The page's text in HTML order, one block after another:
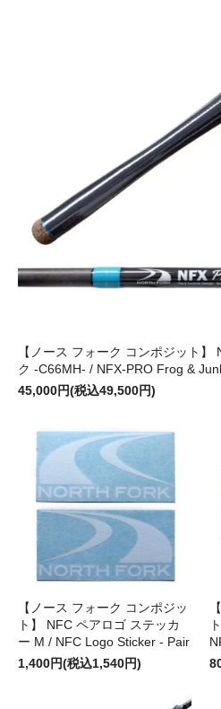
【ノース フォーク コンポジット
ク -C66MH- / NFX-PRO Frog &
45,000円(税込49,500円)
【ノース フォーク コンポジッ
ト】 NFC ペアロゴ ステッカ
ー M / NFC Logo Sticker - Pair
1,400円(税込1,540円)